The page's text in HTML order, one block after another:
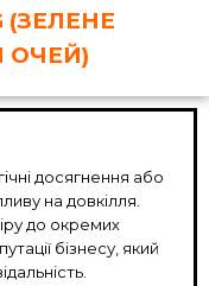
(ЗЕЛЕНЕ
досягнення або
на довкілля.
до окремих
бізнесу, який